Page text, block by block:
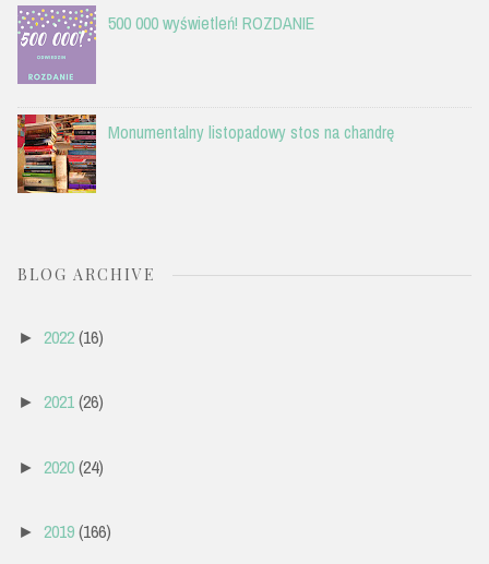
500 000 wyświetleń! ROZDANIE
Monumentalny listopadowy stos na chandrę
BLOG ARCHIVE
► 2022(16)
► 2021(26)
► 2020(24)
► 2019(166)